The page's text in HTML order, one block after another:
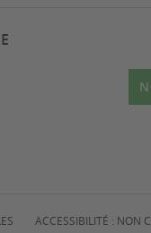
ACCESSIBILITÉ : NON